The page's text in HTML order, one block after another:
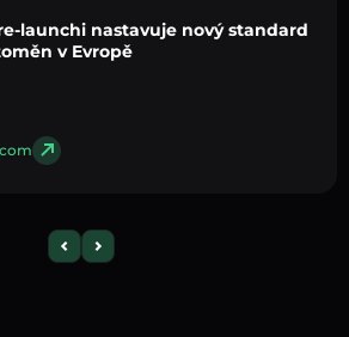
launchi nastavuje nový standard
v Evropě